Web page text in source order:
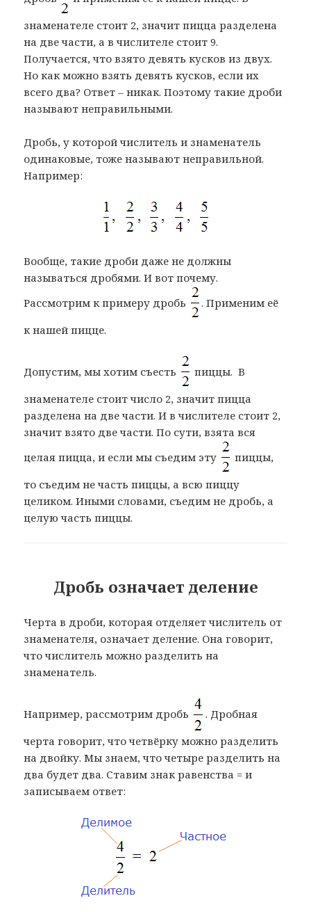
знаменателе стоит 2, значит пицца разделена
на две части, а в числителе стоит 9.
Получается, что взято девять кусков из двух.
Но как можно взять девять кусков, если их
всего два? Ответ – никак. Поэтому такие дроби
называют неправильными.
Дробь, у которой числитель и знаменатель
одинаковые, тоже называют неправильной.
Например:
Вообще, такие дроби даже не должны
называться дробями. И вот почему.
Рассмотрим к примеру дробь
. Применим её
к нашей пицце.
Допустим, мы хотим съесть
пиццы. В
знаменателе стоит число 2, значит пицца
разделена на две части. И в числителе стоит 2,
значит взято две части. По сути, взята вся
целая пицца, и если мы съедим эту
пиццы,
то съедим не часть пиццы, а всю пиццу
целиком. Иными словами, съедим не дробь, а
целую часть пиццы.
Дробь означает деление
Черта в дроби, которая отделяет числитель от
знаменателя, означает деление. Она говорит,
что числитель можно разделить на
знаменатель.
Например, рассмотрим дробь
. Дробная
черта говорит, что четвёрку можно разделить
на двойку. Мы знаем, что четыре разделить на
два будет два. Ставим знак равенства = и
записываем ответ: